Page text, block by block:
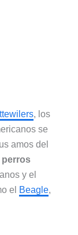
, los
se
amos del
perros
y el
el Beagle,